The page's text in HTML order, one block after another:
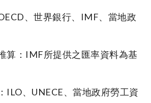
、世界銀行、IMF、當地政
算：IMF所提供之匯率資料為基
ILO、UNECE、當地政府勞工資